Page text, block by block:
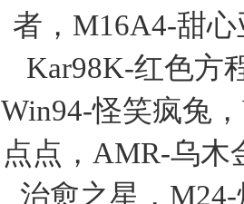
者，M16A4-甜
Kar98K-红色方
Win94-怪笑疯兔
点点，AMR-乌木
治愈之星，